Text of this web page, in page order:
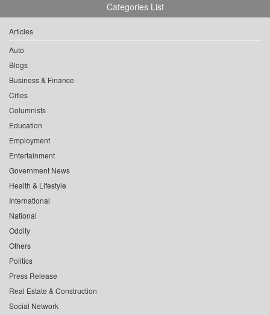
Categories List
Articles
Auto
Blogs
Business & Finance
Cities
Columnists
Education
Employment
Entertainment
Government News
Health & Lifestyle
International
National
Oddity
Others
Politics
Press Release
Real Estate & Construction
Social Network